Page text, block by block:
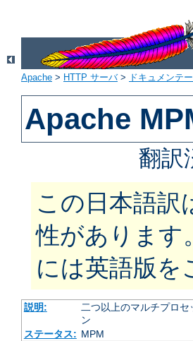
Apache > HTTP サーバ> ドキュメンテ
Apache
翻訳
この日本語訳
性があります
には英語版を
説明:
二つ以上のマルチプロ
ン
ステータス: MPM